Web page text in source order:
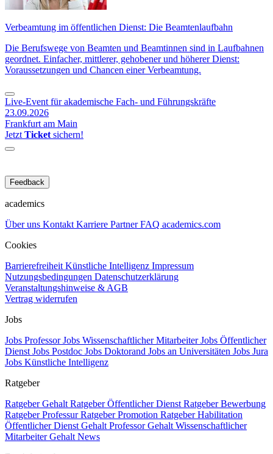
Verbeamtung im öffentlichen Dienst: Die Beamtenlaufbahn
Die Berufswege von Beamten und Beamtinnen sind in Laufbahnen
geordnet. Einfacher, mittlerer, gehobener und höherer Dienst:
Voraussetzungen und Chancen einer Verbeamtung.
Live-Event für akademische Fach- und Führungskräfte
23.09.2026
Frankfurt am Main
Jetzt Ticket sichern!
Feedback
academics
Über uns Kontakt Karriere PartnerFAQ academics.com
Cookies
Barrierefreiheit Künstliche Intelligenz Impressum
Nutzungsbedingungen Datenschutzerklärung
Veranstaltungshinweise & AGB
Vertrag widerrufen
Jobs
Jobs ProfessorJobs Wissenschaftlicher MitarbeiterJobs Öffentlicher
Dienst Jobs Postdoc Jobs Doktorand Jobs an Universitäten Jobs Jura
Jobs Künstliche Intelligenz
Ratgeber
Ratgeber Gehalt Ratgeber Öffentlicher Dienst Ratgeber Bewerbung
Ratgeber ProfessurRatgeber Promotion Ratgeber Habilitation
Öffentlicher Dienst Gehalt Professor Gehalt Wissenschaftlicher
Mitarbeiter Gehalt News